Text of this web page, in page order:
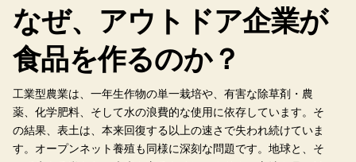
なぜ、アウトドア企業が
食品を作るのか？
工業型農業は、一年生作物の単一栽培や、有害な除草剤・農
薬、化学肥料、そして水の浪費的な使用に依存しています。そ
の結果、表土は、本来回復する以上の速さで失われ続けていま
す。オープンネット養殖も同様に深刻な問題です。地球と、そ